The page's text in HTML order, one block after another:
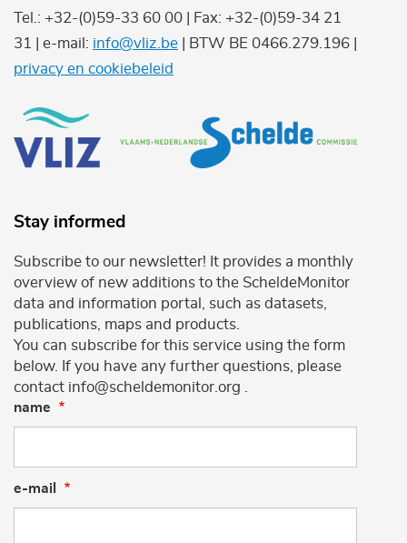
Tel.: +32-(0)59-33 60 00 | Fax: +32-(0)59-34 21
31 | e-mail: info@vliz.be | BTW BE 0466.279.196 |
privacy en cookiebeleid
Stay informed
Subscribe to our newsletter! It provides a monthly
overview of new additions to the ScheldeMonitor
data and information portal, such as datasets,
publications, maps and products.
You can subscribe for this service using the form
below. If you have any further questions, please
contact info@scheldemonitor.org .
name
e-mail